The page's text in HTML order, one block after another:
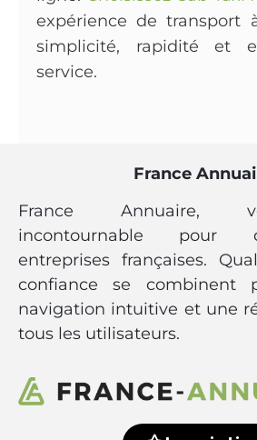
expérience de transport
simplicité, rapidité et
service.
France
France Annuaire,
incontournable pour
entreprises françaises.
confiance se combinent
navigation intuitive et une
tous les utilisateurs.